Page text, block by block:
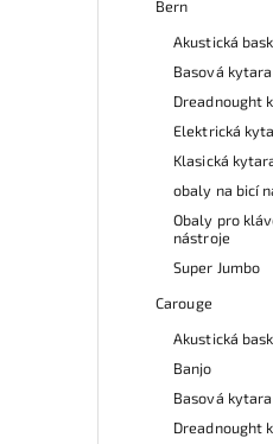
Bern
Akustická
Basová kytara
Dreadnought
Elektrická
Klasická
obaly na bicí
Obaly pro
nástroje
Super Jumbo
Carouge
Akustická
Banjo
Basová kytara
Dreadnought